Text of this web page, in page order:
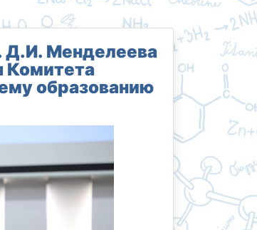
Д.И. Менделеева
Комитета
образованию